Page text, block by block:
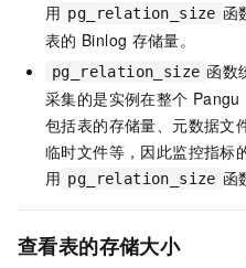
用 pg_relation_size 函
表的 Binlog 存储量。
pg_relation_size 函数
采集的是实例在整个 Pangu
包括表的存储量、元数据文
临时文件等，因此监控指标
用 pg_relation_size 函
查看表的存储大小